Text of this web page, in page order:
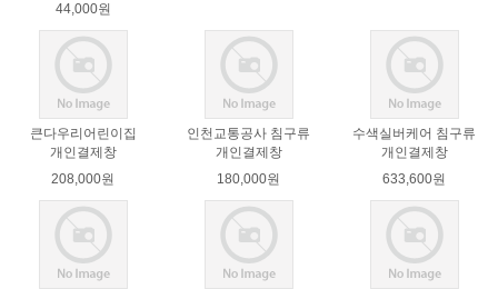
44,000원
큰다우리어린이집
개인결제창
208,000원
인천교통공사 침구류
개인결제창
180,000원
수색실버케어 침구류
개인결제창
633,600원